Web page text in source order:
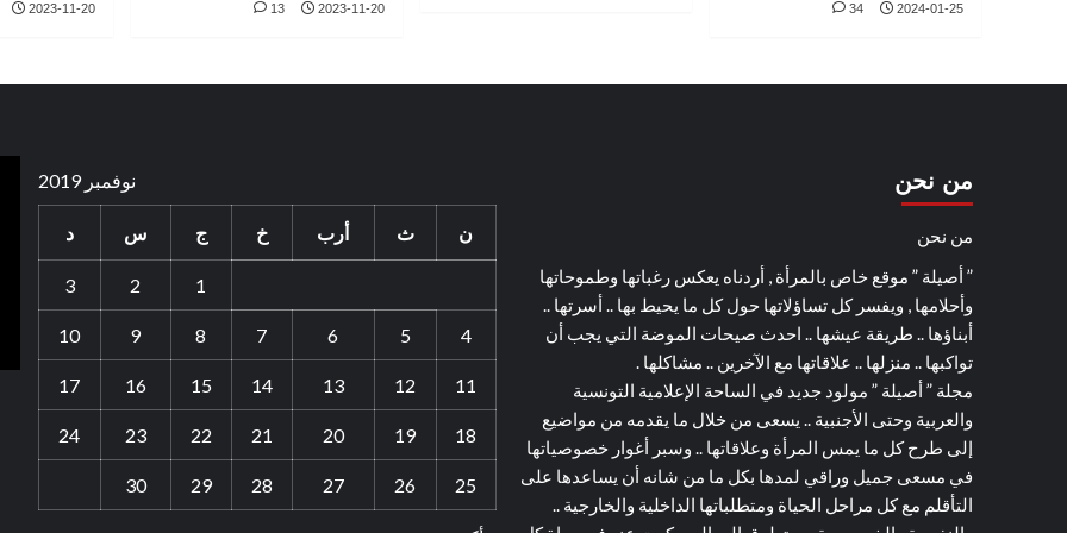
2024-01-25
34
2023-11-20
13
2023-11-20
من نحن
من نحن
” أصيلة ” موقع خاص بالمرأة , أردناه يعكس رغباتها وطموحاتها
وأحلامها , ويفسر كل تساؤلاتها حول كل ما يحيط بها .. أسرتها ..
أبناؤها .. طريقة عيشها .. احدث صيحات الموضة التي يجب أن
تواكبها .. منزلها .. علاقاتها مع الآخرين .. مشاكلها .
مجلة ” أصيلة ” مولود جديد في الساحة الإعلامية التونسية
والعربية وحتى الأجنبية .. يسعى من خلال ما يقدمه من مواضيع
إلى طرح كل ما يمس المرأة وعلاقاتها .. وسبر أغوار خصوصياتها
في مسعى جميل وراقي لمدها بكل ما من شانه أن يساعدها على
التأقلم مع كل مراحل الحياة ومتطلباتها الداخلية والخارجية ..
نوفمبر 2019
ن ث أرب خ ج س د
1
2
3
4
5
6
7
8
9
10
11
12
13
14
15
16
17
18
19
20
21
22
23
24
25
26
27
28
29
30